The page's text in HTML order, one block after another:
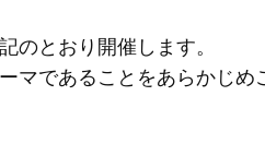
のとおり開催します。
マであることをあらかじめ